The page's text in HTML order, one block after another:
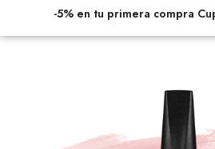
-5% en tu primera compra